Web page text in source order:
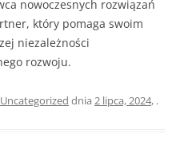
nowoczesnych rozwiązań
który pomaga swoim
niezależności
rozwoju.
Uncategorized dnia 2 lipca, 2024, .